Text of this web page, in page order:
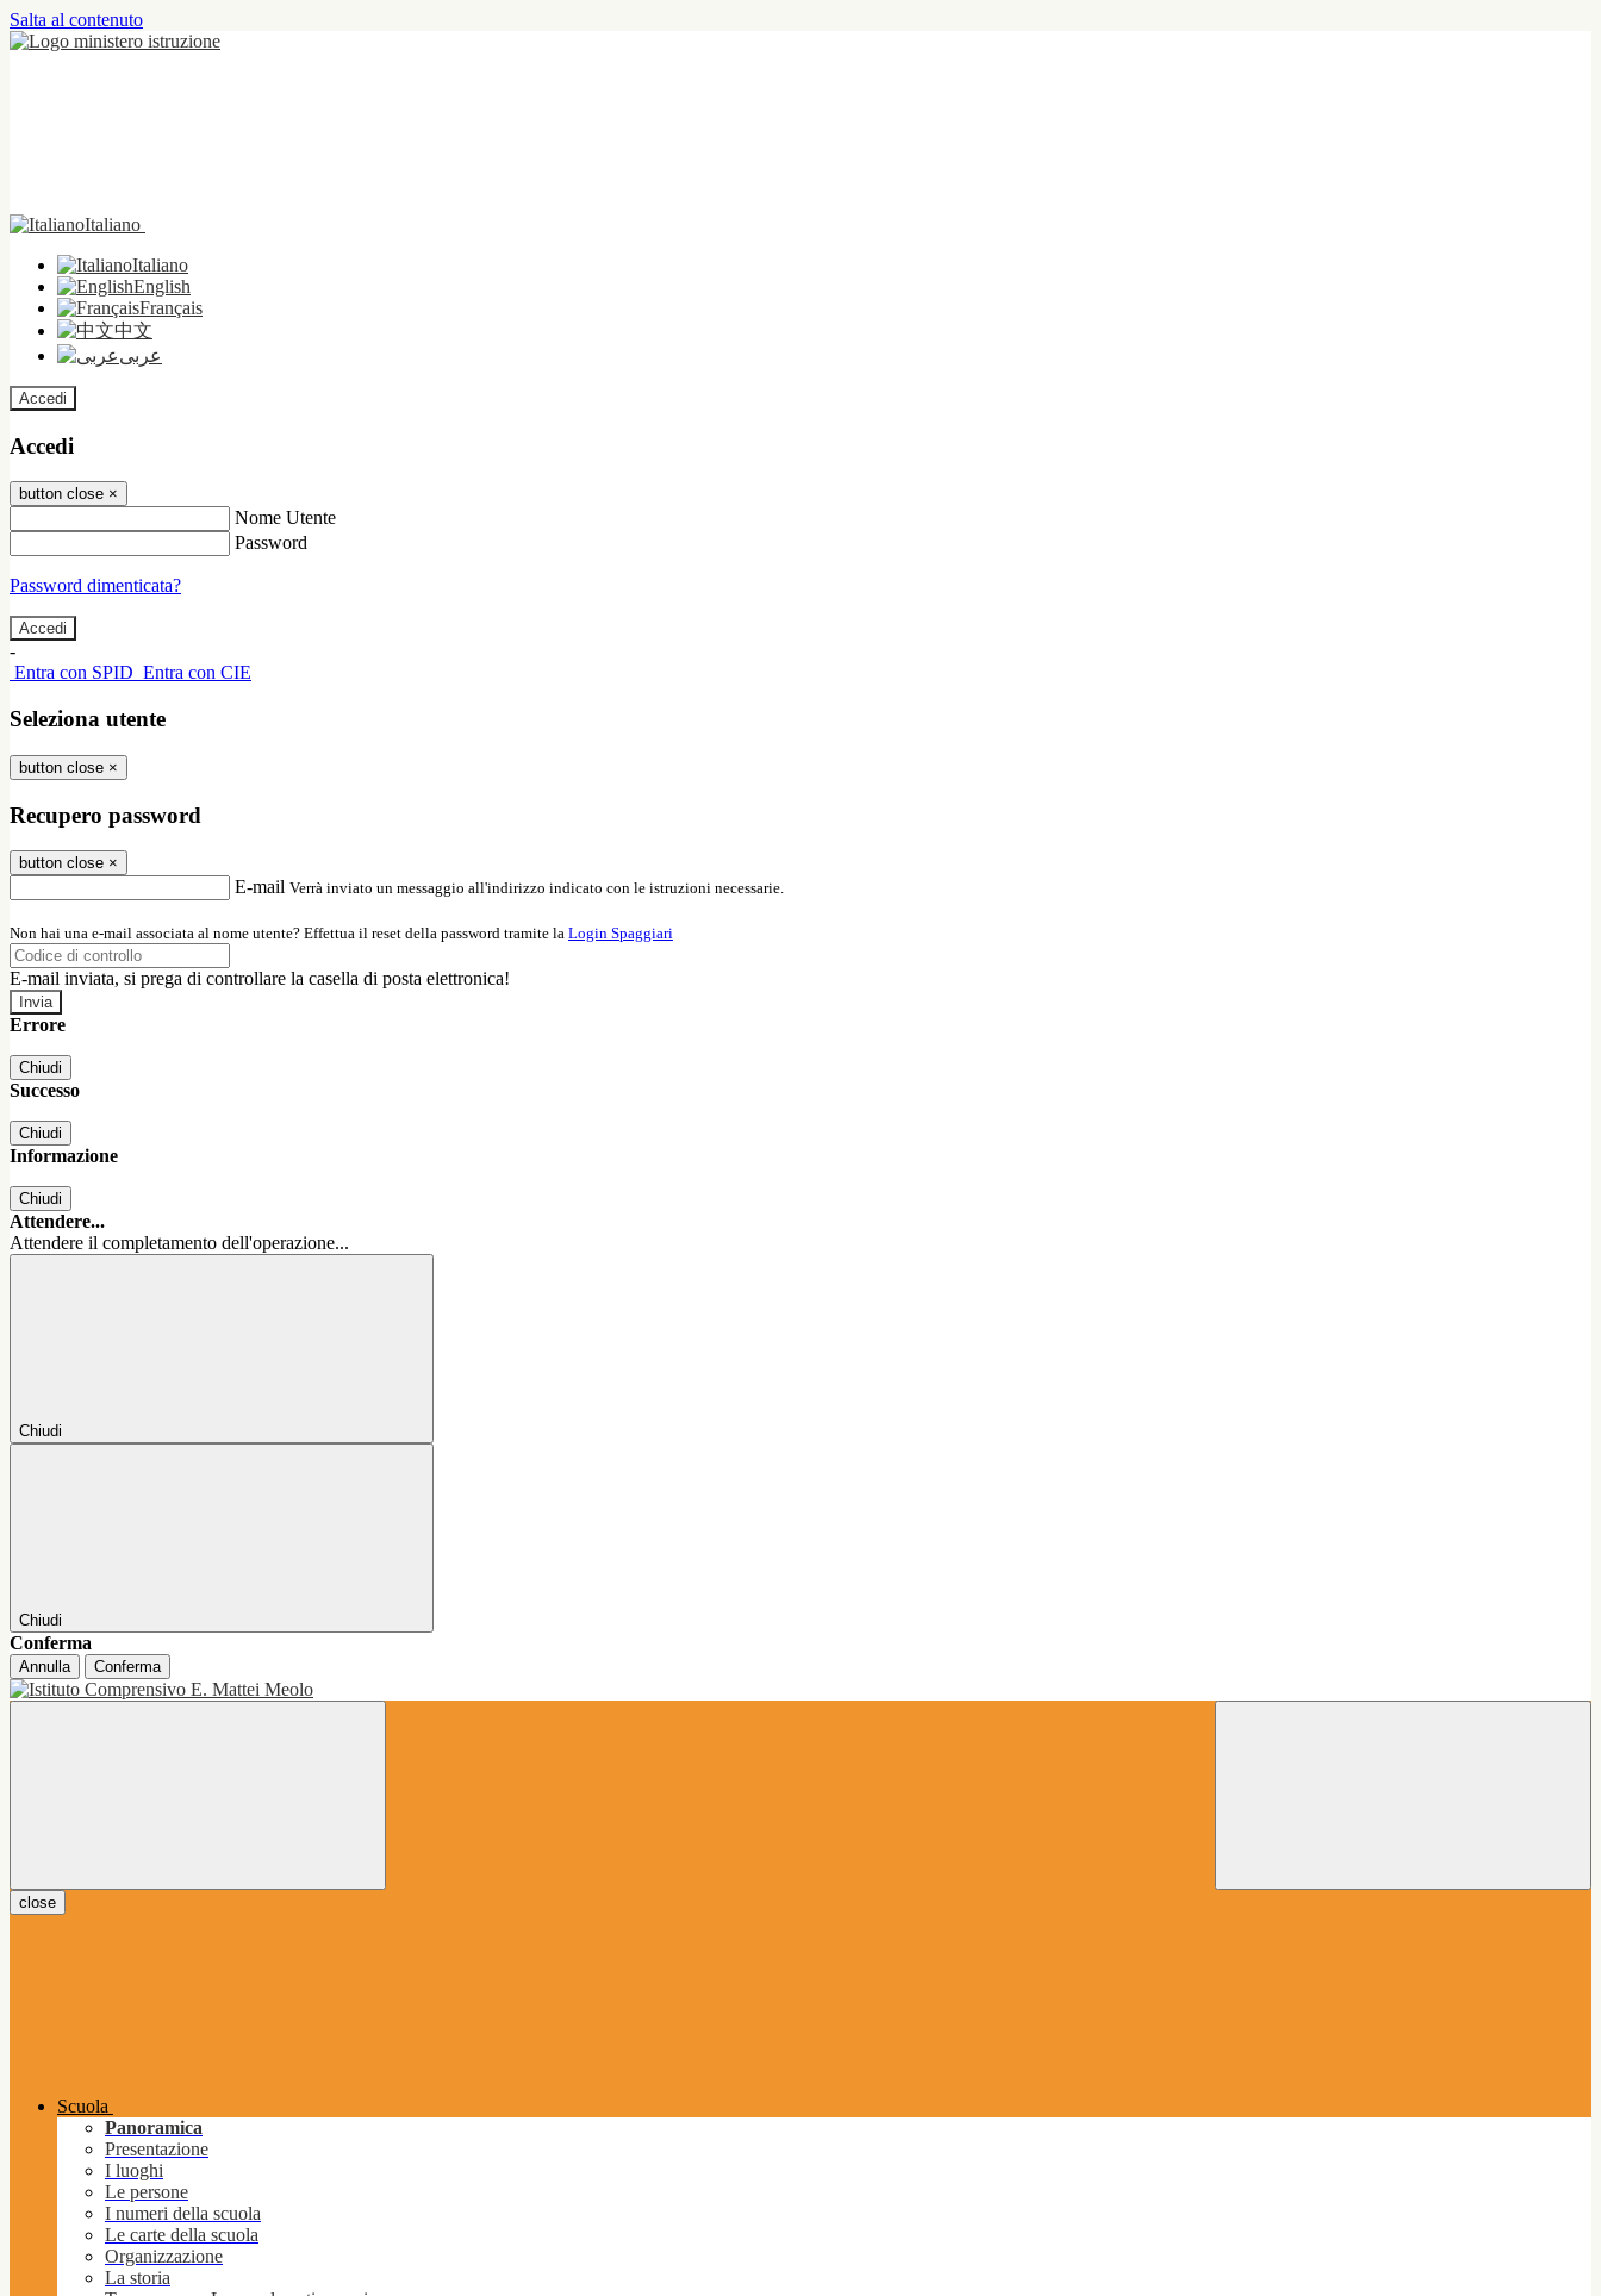
Salta al contenuto
Italiano
Italiano
English
Français
中文
عربى
Accedi
Accedi
button close ×
Nome Utente
Password
Password dimenticata?
-
Entra con SPID Entra con CIE
Seleziona utente
button close ×
Recupero password
button close ×
E-mail Verrà inviato un messaggio all'indirizzo indicato con le istruzioni necessarie.
Non hai una e-mail associata al nome utente? Effettua il reset della password tramite la Login Spaggiari
E-mail inviata, si prega di controllare la casella di posta elettronica!
Errore
Chiudi
Successo
Chiudi
Informazione
Chiudi
Attendere...
Attendere il completamento dell'operazione...
Chiudi
Chiudi
Conferma
Annulla Conferma
close
Scuola
Panoramica
Presentazione
I luoghi
Le persone
I numeri della scuola
Le carte della scuola
Organizzazione
La storia